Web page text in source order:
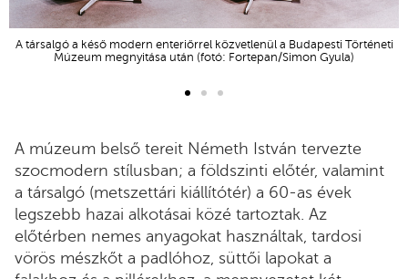
A társalgó a késő modern enteriőrrel közvetlenül a Budapesti Történeti
Múzeum megnyitása után (fotó: Fortepan/Simon Gyula)
A múzeum belső tereit Németh István tervezte
szocmodern stílusban; a földszinti előtér, valamint
a társalgó (metszettári kiállítótér) a 60-as évek
legszebb hazai alkotásai közé tartoztak. Az
előtérben nemes anyagokat használtak, tardosi
vörös mészkőt a padlóhoz, süttői lapokat a